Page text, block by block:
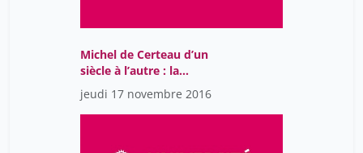
Michel de Certeau d’un
siècle à l’autre : la
mystique, langue de la
crise.
jeudi 17 novembre 2016